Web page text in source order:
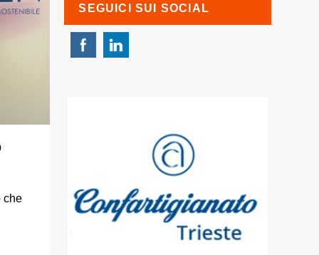
che
SEGUICI SUI SOCIAL